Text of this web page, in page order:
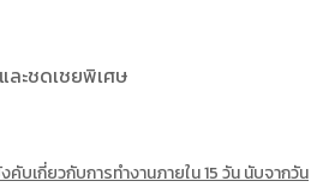
ละชดเชยพิเศษ
บเกี่ยวกับการทำงานภายใน 15 วัน นับจากวัน